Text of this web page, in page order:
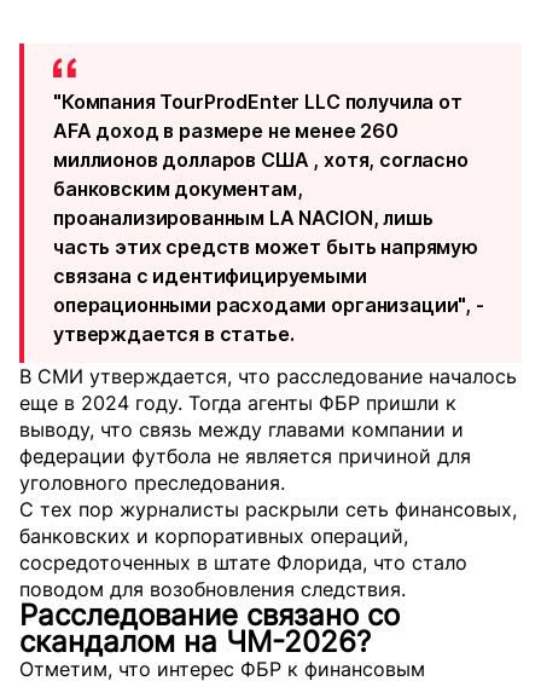
"Компания TourProdEnter LLC получила от
AFA доход в размере не менее 260
миллионов долларов США , хотя, согласно
банковским документам,
проанализированным LA NACION, лишь
часть этих средств может быть напрямую
связана с идентифицируемыми
операционными расходами организации", -
утверждается в статье.
В СМИ утверждается, что расследование началось
еще в 2024 году. Тогда агенты ФБР пришли к
выводу, что связь между главами компании и
федерации футбола не является причиной для
уголовного преследования.
С тех пор журналисты раскрыли сеть финансовых,
банковских и корпоративных операций,
сосредоточенных в штате Флорида, что стало
поводом для возобновления следствия.
Расследование связано со
скандалом на ЧМ-2026?
Отметим, что интерес ФБР к финансовым